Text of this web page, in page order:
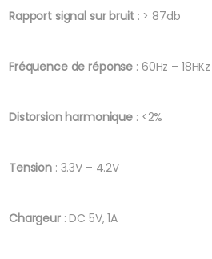
Rapport signal sur bruit: > 87db
Fréquence de réponse : 60Hz – 18HKz
Distorsionharmonique : <2%
Tension : 3.3V – 4.2V
Chargeur: DC 5V, 1A